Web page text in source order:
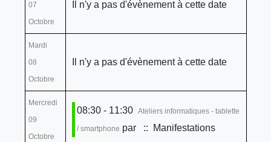
07
Octobre
Il n'y a pas d'évènement à cette date
Mardi
08
Octobre
Il n'y a pas d'évènement à cette date
Mercredi
09
Octobre
08:30 - 11:30 Ateliers informatiques - tablette
/ smartphone par :: Manifestations